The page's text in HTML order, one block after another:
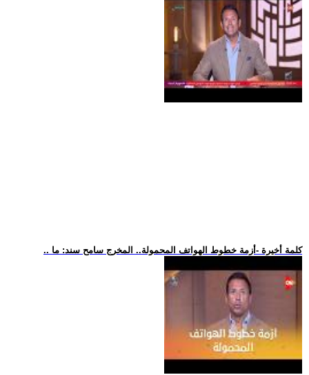
.. كلمة أخيرة -أزمة خطوط الهواتف المحمولة.. المخرج سامح سند: ما